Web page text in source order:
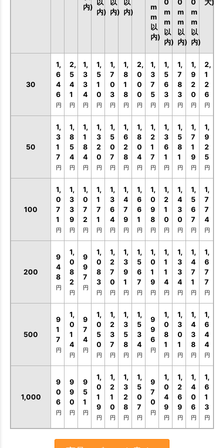
内)
内) 内) 内)
m
m
以
内)
m
m
以
内)
m
m
以
内)
m
m
以
内)
30
1,
6
4
6
円
2,
5
4
1
円
1,
3
3
4
円
1,
5
1
0
円
1,
7
0
3
円
1,
8
1
8
円
2,
0
0
0
円
1,
3
7
5
円
1,
5
6
3
円
1,
7
8
3
円
1,
9
2
0
円
2,
1
2
6
円
50
1,
3
1
7
円
1,
8
5
4
円
1,
1
8
4
円
1,
3
2
0
円
1,
5
0
7
円
1,
6
2
8
円
1,
8
0
4
円
1,
2
1
7
円
1,
3
6
1
円
1,
5
8
1
円
1,
7
1
9
円
1,
9
2
5
円
100
1,
0
7
1
円
1,
3
3
9
円
1,
0
7
2
円
1,
1
7
1
円
1,
3
6
4
円
1,
4
7
9
円
1,
6
6
1
円
1,
0
9
8
円
1,
2
1
0
円
1,
4
3
0
円
1,
5
6
7
円
1,
7
7
4
円
200
9
4
8
円
1,
0
8
2
円
9
9
7
円
1,
0
8
3
円
1,
2
7
0
円
1,
3
9
1
円
1,
5
6
7
円
1,
0
1
9
円
1,
1
1
4
円
1,
3
3
4
円
1,
4
7
1
円
1,
6
7
7
円
500
9
1
7
円
1,
0
1
4
円
9
7
4
円
1,
0
5
0
円
1,
2
3
7
円
1,
3
5
8
円
1,
5
3
4
円
9
9
6
円
1,
0
8
1
円
1,
3
0
1
円
1,
4
3
8
円
1,
6
4
4
円
1,000
9
0
6
円
9
9
0
円
9
5
1
円
1,
0
1
9
円
1,
2
1
0
円
1,
3
2
8
円
1,
5
0
7
円
9
7
0
円
1,
0
4
9
円
1,
2
6
9
円
1,
4
0
6
円
1,
6
1
3
円